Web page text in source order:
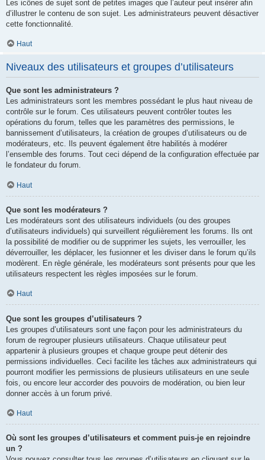
Les icônes de sujet sont de petites images que l’auteur peut insérer afin
d’illustrer le contenu de son sujet. Les administrateurs peuvent désactiver
cette fonctionnalité.
Haut
Niveaux des utilisateurs et groupes d’utilisateurs
Que sont les administrateurs ?
Les administrateurs sont les membres possédant le plus haut niveau de
contrôle sur le forum. Ces utilisateurs peuvent contrôler toutes les
opérations du forum, telles que les paramètres des permissions, le
bannissement d’utilisateurs, la création de groupes d’utilisateurs ou de
modérateurs, etc. Ils peuvent également être habilités à modérer
l’ensemble des forums. Tout ceci dépend de la configuration effectuée par
le fondateur du forum.
Haut
Que sont les modérateurs ?
Les modérateurs sont des utilisateurs individuels (ou des groupes
d’utilisateurs individuels) qui surveillent régulièrement les forums. Ils ont
la possibilité de modifier ou de supprimer les sujets, les verrouiller, les
déverrouiller, les déplacer, les fusionner et les diviser dans le forum qu’ils
modèrent. En règle générale, les modérateurs sont présents pour que les
utilisateurs respectent les règles imposées sur le forum.
Haut
Que sont les groupes d’utilisateurs ?
Les groupes d’utilisateurs sont une façon pour les administrateurs du
forum de regrouper plusieurs utilisateurs. Chaque utilisateur peut
appartenir à plusieurs groupes et chaque groupe peut détenir des
permissions individuelles. Ceci facilite les tâches aux administrateurs qui
pourront modifier les permissions de plusieurs utilisateurs en une seule
fois, ou encore leur accorder des pouvoirs de modération, ou bien leur
donner accès à un forum privé.
Haut
Où sont les groupes d’utilisateurs et comment puis-je en rejoindre
un ?